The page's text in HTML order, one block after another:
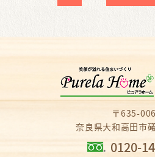
〒635-
奈良県大和高田市
0120-